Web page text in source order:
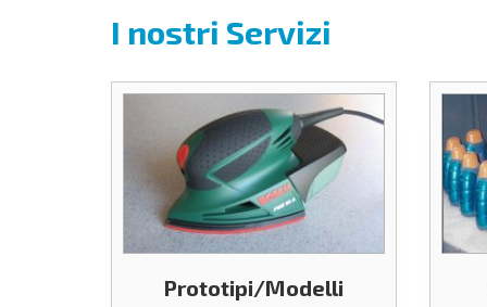
qui
I nostri Servizi
Prototipi/Modelli